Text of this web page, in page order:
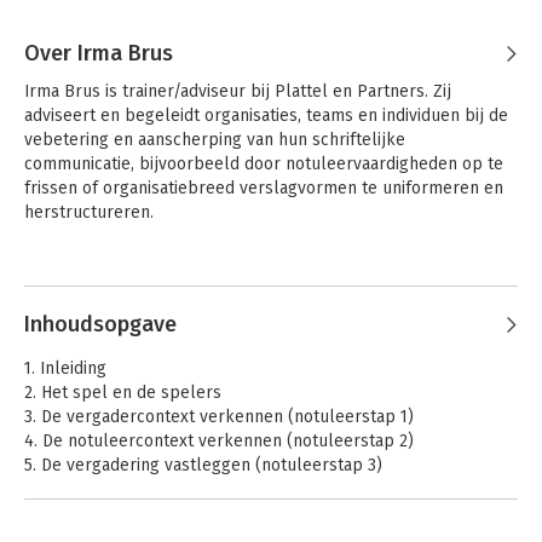
Over Irma Brus
Irma Brus is trainer/adviseur bij Plattel en Partners. Zij
adviseert en begeleidt organisaties, teams en individuen bij de
vebetering en aanscherping van hun schriftelijke
communicatie, bijvoorbeeld door notuleervaardigheden op te
frissen of organisatiebreed verslagvormen te uniformeren en
herstructureren.
Inhoudsopgave
1. Inleiding
2. Het spel en de spelers
3. De vergadercontext verkennen (notuleerstap 1)
4. De notuleercontext verkennen (notuleerstap 2)
5. De vergadering vastleggen (notuleerstap 3)